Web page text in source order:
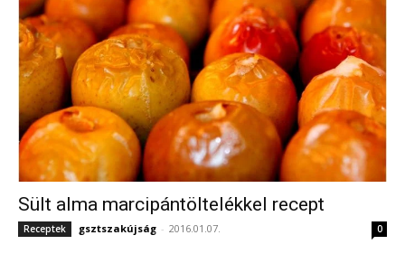
Sült alma marcipántöltelékkel recept
Receptek gsztszakújság - 2016.01.07. 0